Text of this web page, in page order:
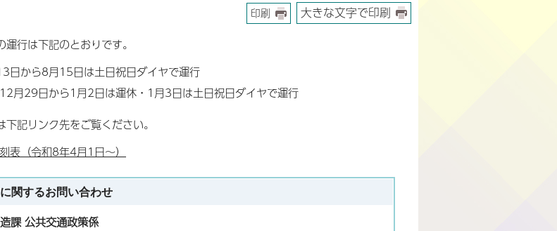
印刷 大きな文字で印刷
行は下記のとおりです。
日から8月15日は土日祝日ダイヤで運行
月29日から1月2日は運休・1月3日は土日祝日ダイヤで運行
記リンク先をご覧ください。
表（令和8年4月1日～）
関するお問い合わせ
課 公共交通政策係